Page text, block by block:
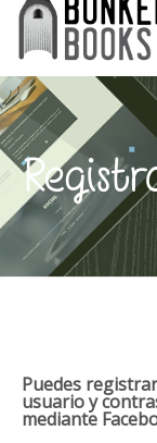
Puedes
usuario y
mediante